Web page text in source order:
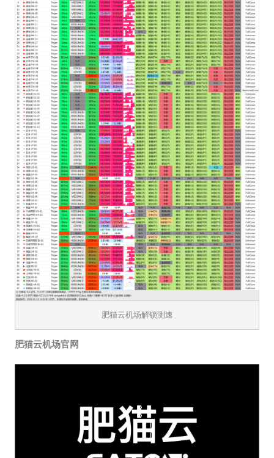
肥猫云机场解锁测速
肥猫云机场官网